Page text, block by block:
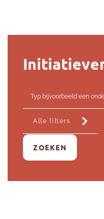
Alle filters
ZOEKEN